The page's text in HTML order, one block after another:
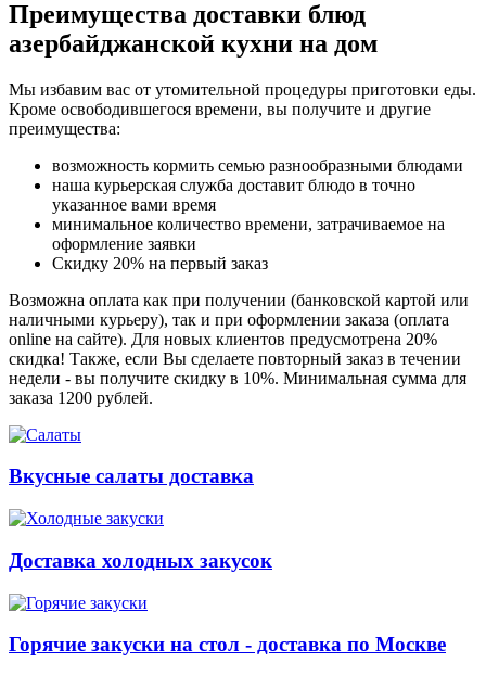
Преимущества доставки блюд
азербайджанской кухни на дом
Мы избавим вас от утомительной процедуры приготовки еды.
Кроме освободившегося времени, вы получите и другие
преимущества:
возможность кормить семью разнообразными блюдами
наша курьерская служба доставит блюдо в точно
указанное вами время
минимальное количество времени, затрачиваемое на
оформление заявки
Скидку 20% на первый заказ
Возможна оплата как при получении (банковской картой или
наличными курьеру), так и при оформлении заказа (оплата
online на сайте). Для новых клиентов предусмотрена 20%
скидка! Также, если Вы сделаете повторный заказ в течении
недели - вы получите скидку в 10%. Минимальная сумма для
заказа 1200 рублей.
Вкусные салаты доставка
Доставка холодных закусок
Горячие закуски на стол - доставка по Москве